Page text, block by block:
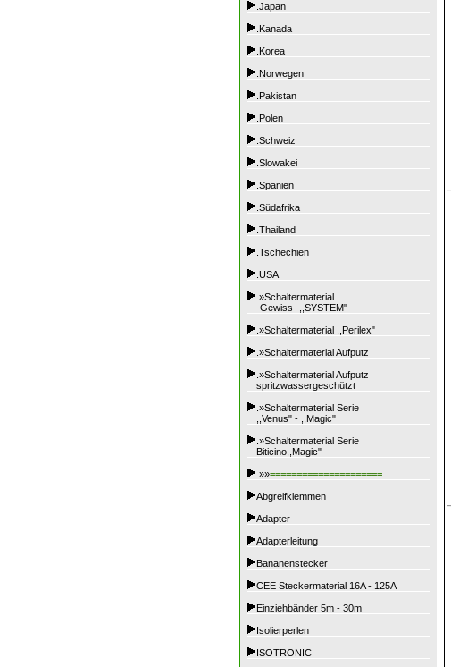
.Japan
.Kanada
.Korea
.Norwegen
.Pakistan
.Polen
.Schweiz
.Slowakei
.Spanien
.Südafrika
.Thailand
.Tschechien
.USA
.»Schaltermaterial
-Gewiss- ,,SYSTEM"
.»Schaltermaterial ,,Perilex"
.»Schaltermaterial Aufputz
.»Schaltermaterial Aufputz
spritzwassergeschützt
.»Schaltermaterial Serie
,,Venus" - ,,Magic"
.»Schaltermaterial Serie
Biticino,,Magic"
.»»=====================
Abgreifklemmen
Adapter
Adapterleitung
Bananenstecker
CEE Steckermaterial 16A - 125A
Einziehbänder 5m - 30m
Isolierperlen
ISOTRONIC